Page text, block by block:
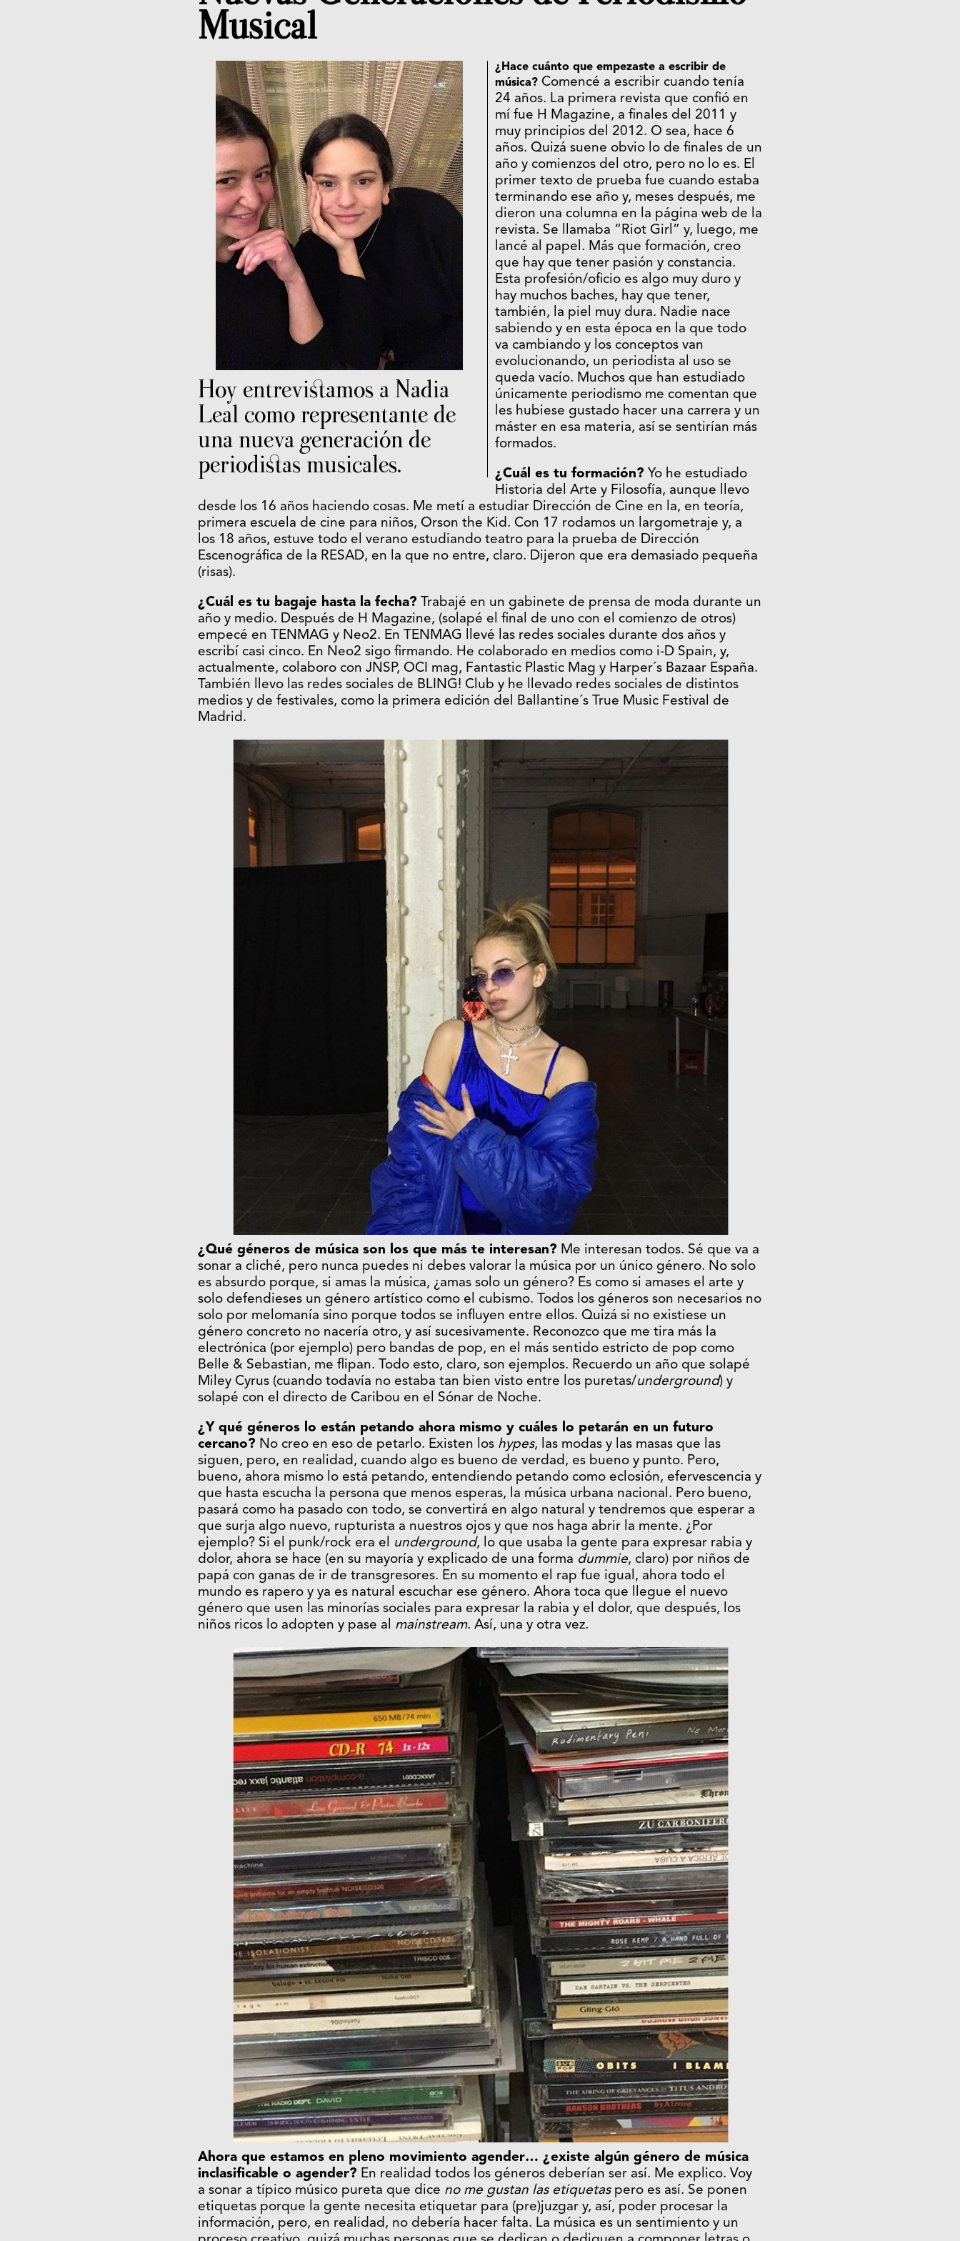
Musical
Hoy entrevistamos a Nadia
Leal como representante de
una nueva generación de
periodistas musicales.
¿Hace cuánto que empezaste a escribir de
música? Comencé a escribir cuando tenía
24 años. La primera revista que confió en
mí fue H Magazine, a finales del 2011 y
muy principios del 2012. O sea, hace 6
años. Quizá suene obvio lo de finales de un
año y comienzos del otro, pero no lo es. El
primer texto de prueba fue cuando estaba
terminando ese año y, meses después, me
dieron una columna en la página web de la
revista. Se llamaba “Riot Girl” y, luego, me
lancé al papel. Más que formación, creo
que hay que tener pasión y constancia.
Esta profesión/oficio es algo muy duro y
hay muchos baches, hay que tener,
también, la piel muy dura. Nadie nace
sabiendo y en esta época en la que todo
va cambiando y los conceptos van
evolucionando, un periodista al uso se
queda vacío. Muchos que han estudiado
únicamente periodismo me comentan que
les hubiese gustado hacer una carrera y un
máster en esa materia, así se sentirían más
formados.
¿Cuál es tu formación? Yo he estudiado
Historia del Arte y Filosofía, aunque llevo
desde los 16 años haciendo cosas. Me metí a estudiar Dirección de Cine en la, en teoría,
primera escuela de cine para niños, Orson the Kid. Con 17 rodamos un largometraje y, a
los 18 años, estuve todo el verano estudiando teatro para la prueba de Dirección
Escenográfica de la RESAD, en la que no entre, claro. Dijeron que era demasiado pequeña
(risas).
¿Cuál es tu bagaje hasta la fecha? Trabajé en un gabinete de prensa de moda durante un
año y medio. Después de H Magazine, (solapé el final de uno con el comienzo de otros)
empecé en TENMAG y Neo2. En TENMAG llevé las redes sociales durante dos años y
escribí casi cinco. En Neo2 sigo firmando. He colaborado en medios como i-D Spain, y,
actualmente, colaboro con JNSP, OCI mag, Fantastic Plastic Mag y Harper´s Bazaar España.
También llevo las redes sociales de BLING! Club y he llevado redes sociales de distintos
medios y de festivales, como la primera edición del Ballantine´s True Music Festival de
Madrid.
¿Qué géneros de música son los que más te interesan? Me interesan todos. Sé que va a
sonar a cliché, pero nunca puedes ni debes valorar la música por un único género. No solo
es absurdo porque, si amas la música, ¿amas solo un género? Es como si amases el arte y
solo defendieses un género artístico como el cubismo. Todos los géneros son necesarios no
solo por melomanía sino porque todos se influyen entre ellos. Quizá si no existiese un
género concreto no nacería otro, y así sucesivamente. Reconozco que me tira más la
electrónica (por ejemplo) pero bandas de pop, en el más sentido estricto de pop como
Belle & Sebastian, me flipan. Todo esto, claro, son ejemplos. Recuerdo un año que solapé
Miley Cyrus (cuando todavía no estaba tan bien visto entre los puretas/underground) y
solapé con el directo de Caribou en el Sónar de Noche.
¿Y qué géneros lo están petando ahora mismo y cuáles lo petarán en un futuro
cercano? No creo en eso de petarlo. Existen los hypes, las modas y las masas que las
siguen, pero, en realidad, cuando algo es bueno de verdad, es bueno y punto. Pero,
bueno, ahora mismo lo está petando, entendiendo petando como eclosión, efervescencia y
que hasta escucha la persona que menos esperas, la música urbana nacional. Pero bueno,
pasará como ha pasado con todo, se convertirá en algo natural y tendremos que esperar a
que surja algo nuevo, rupturista a nuestros ojos y que nos haga abrir la mente. ¿Por
ejemplo? Si el punk/rock era el underground, lo que usaba la gente para expresar rabia y
dolor, ahora se hace (en su mayoría y explicado de una forma dummie, claro) por niños de
papá con ganas de ir de transgresores. En su momento el rap fue igual, ahora todo el
mundo es rapero y ya es natural escuchar ese género. Ahora toca que llegue el nuevo
género que usen las minorías sociales para expresar la rabia y el dolor, que después, los
niños ricos lo adopten y pase al mainstream. Así, una y otra vez.
Ahora que estamos en pleno movimiento agender… ¿existe algún género de música
inclasificable o agender? En realidad todos los géneros deberían ser así. Me explico. Voy
a sonar a típico músico pureta que dice no me gustan las etiquetaspero es así. Se ponen
etiquetas porque la gente necesita etiquetar para (pre)juzgar y, así, poder procesar la
información, pero, en realidad, no debería hacer falta. La música es un sentimiento y un